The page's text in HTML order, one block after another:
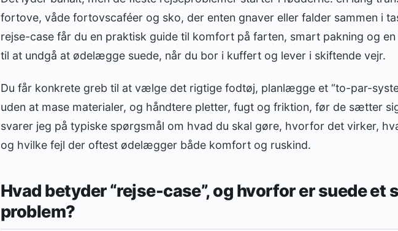
fortove, våde fortovscaféer og sko, der enten gnaver eller falder sammen i
rejse-case får du en praktisk guide til komfort på farten, smart pakning og
til at undgå at ødelægge suede, når du bor i kuffert og lever i skiftende vejr.
Du får konkrete greb til at vælge det rigtige fodtøj, planlægge et “to-par-
uden at mase materialer, og håndtere pletter, fugt og friktion, før de sætter
svarer jeg på typiske spørgsmål om hvad du skal gøre, hvorfor det virker,
og hvilke fejl der oftest ødelægger både komfort og ruskind.
Hvad betyder “rejse-case”, og hvorfor er suede
problem?